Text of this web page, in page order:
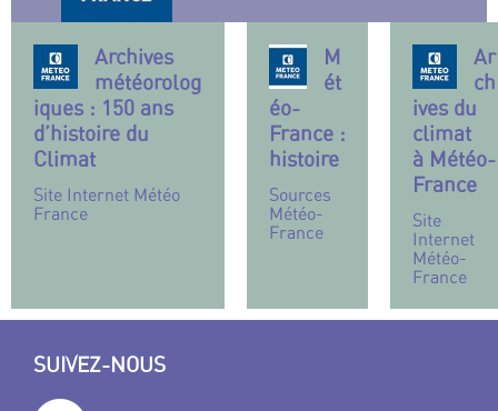
Archives
météorolog
iques : 150 ans
d’histoire du
Climat
Site Internet Météo
France
M
ét
éo-
France :
histoire
Sources
Météo-
France
Ar
ch
ives du
climat
à Météo-
France
Site
Internet
Météo-
France
SUIVEZ-NOUS